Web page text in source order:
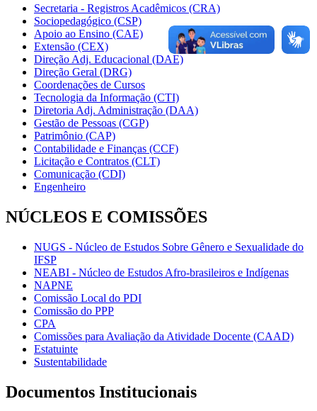
Secretaria - Registros Acadêmicos (CRA)
Sociopedagógico (CSP)
Apoio ao Ensino (CAE)
Extensão (CEX)
Direção Adj. Educacional (DAE)
Direção Geral (DRG)
Coordenações de Cursos
Tecnologia da Informação (CTI)
Diretoria Adj. Administração (DAA)
Gestão de Pessoas (CGP)
Patrimônio (CAP)
Contabilidade e Finanças (CCF)
Licitação e Contratos (CLT)
Comunicação (CDI)
Engenheiro
NÚCLEOS E COMISSÕES
NUGS - Núcleo de Estudos Sobre Gênero e Sexualidade do
IFSP
NEABI - Núcleo de Estudos Afro-brasileiros e Indígenas
NAPNE
Comissão Local do PDI
Comissão do PPP
CPA
Comissões para Avaliação da Atividade Docente (CAAD)
Estatuinte
Sustentabilidade
Documentos Institucionais